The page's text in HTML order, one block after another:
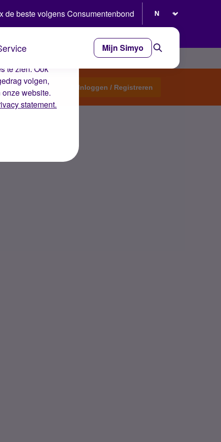
op de
te zien. Ook
volgen,
website.
statement.
de beste volgens Consumentenbond
Mijn Simyo
een topic Inloggen / Registreren